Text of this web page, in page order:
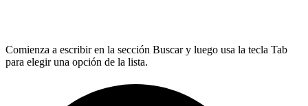
Comienza a escribir en la sección Buscar y luego usa la tecla Tab
para elegir una opción de la lista.